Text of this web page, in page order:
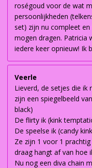
roségoud voor de wat
persoonlijkheden
set) zijn nu compleet
mogen dragen.
iedere keer opnieuw!
Veerle
Lieverd, de setjes die ik
zijn een spiegelbeeld
black)
De flirty ik (kink
De speelse ik (candy
Ze zijn 1 voor 1
draag hangt af van hoe
Nu nog een diva chain